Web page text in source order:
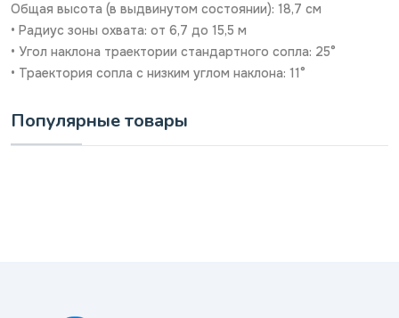
Общая высота (в выдвинутом состоянии): 18,7 см
• Радиус зоны охвата: от 6,7 до 15,5 м
• Угол наклона траектории стандартного сопла: 25°
• Траектория сопла с низким углом наклона: 11°
Популярные товары